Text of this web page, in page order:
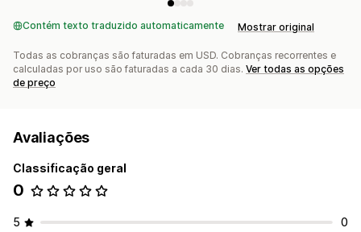
Contém texto traduzido automaticamente Mostrar original
Todas as cobranças são faturadas em USD. Cobranças recorrentes e
calculadas por uso são faturadas a cada 30 dias. Ver todas as opções
de preço
Avaliações
Classificação geral
0
5 0